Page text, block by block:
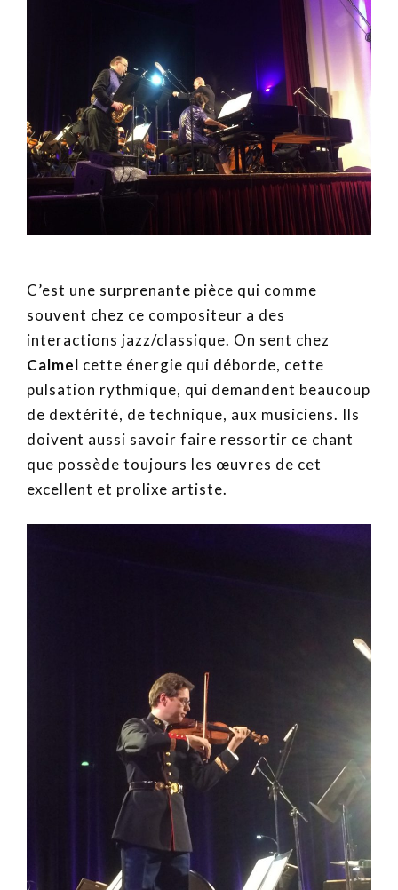
C’est une surprenante pièce qui comme
souvent chez ce compositeur a des
interactions jazz/classique. On sent chez
Calmel cette énergie qui déborde, cette
pulsation rythmique, qui demandent beaucoup
de dextérité, de technique, aux musiciens. Ils
doivent aussi savoir faire ressortir ce chant
que possède toujours les œuvres de cet
excellent et prolixe artiste.